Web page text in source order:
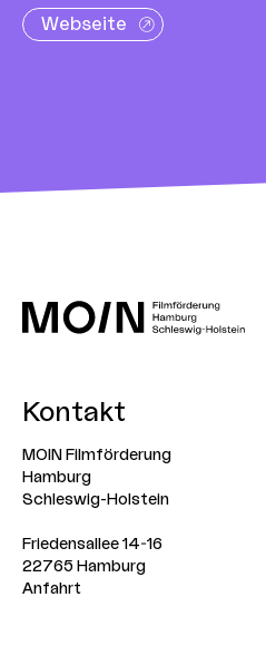
Webseite
Kontakt
MOIN Filmförderung
Hamburg
Schleswig-Holstein
Friedensallee 14-16
22765 Hamburg
Anfahrt